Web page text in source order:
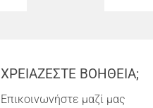
ΧΡΕΙΑΖΕΣΤΕ ΒΟΗΘΕΙΑ;
Επικοινωνήστε μαζί μας